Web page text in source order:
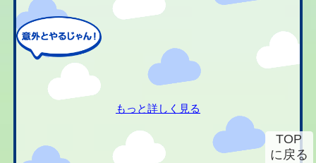
もっと詳しく見る
TOP
に戻る